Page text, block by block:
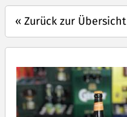
« Zurück zur Übersicht